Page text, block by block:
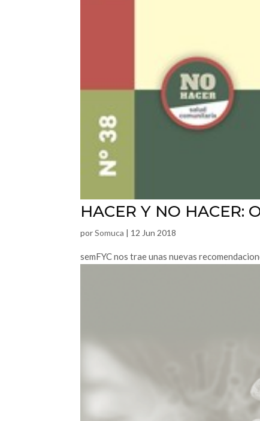
HACER Y NO HACER:
porSomuca | 12 Jun 2018
semFYC nos trae unas nuevas